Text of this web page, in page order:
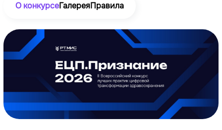
О конкурсеГалереяПравила